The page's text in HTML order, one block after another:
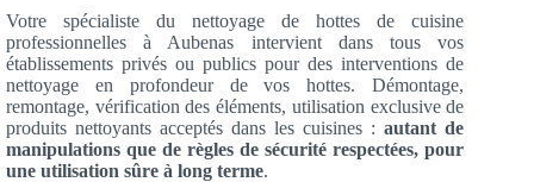
Votre spécialiste du nettoyage de hottes de cuisine
professionnelles à Aubenas intervient dans tous vos
établissements privés ou publics pour des interventions de
nettoyage en profondeur de vos hottes. Démontage,
remontage, vérification des éléments, utilisation exclusive de
produits nettoyants acceptés dans les cuisines :autant de
manipulations que de règles de sécurité respectées, pour
une utilisation sûre à long terme.